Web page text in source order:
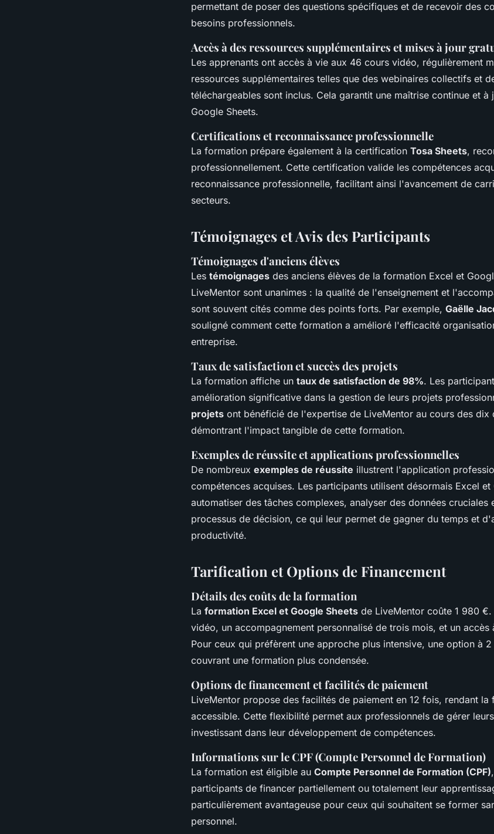
permettant de poser des questions spécifiques et de recevoir des
besoins professionnels.
Accès à des ressources supplémentaires et mises à jour
Les apprenants ont accès à vie aux 46 cours vidéo, régulièrement
ressources supplémentaires telles que des webinaires collectifs et
téléchargeables sont inclus. Cela garantit une maîtrise continue et à
Google Sheets.
Certifications et reconnaissance professionnelle
La formation prépare également à la certification Tosa Sheets,
professionnellement. Cette certification valide les compétences
reconnaissance professionnelle, facilitant ainsi l'avancement de
secteurs.
Témoignages et Avis des Participants
Témoignages d'anciens élèves
Les témoignages des anciens élèves de la formation Excel et
LiveMentor sont unanimes : la qualité de l'enseignement et
sont souvent cités comme des points forts. Par exemple, Gaëlle
souligné comment cette formation a amélioré l'efficacité
entreprise.
Taux de satisfaction et succès des projets
La formation affiche un taux de satisfaction de 98%. Les
amélioration significative dans la gestion de leurs projets
projets ont bénéficié de l'expertise de LiveMentor au cours des dix
démontrant l'impact tangible de cette formation.
Exemples de réussite et applications professionnelles
De nombreux exemples de réussite illustrent l'application
compétences acquises. Les participants utilisent désormais Excel
automatiser des tâches complexes, analyser des données cruciales
processus de décision, ce qui leur permet de gagner du temps et
productivité.
Tarification et Options de Financement
Détails des coûts de la formation
La formation Excel et Google Sheets de LiveMentor coûte 1 980
vidéo, un accompagnement personnalisé de trois mois, et un accès
Pour ceux qui préfèrent une approche plus intensive, une option à
couvrant une formation plus condensée.
Options de financement et facilités de paiement
LiveMentor propose des facilités de paiement en 12 fois, rendant la
accessible. Cette flexibilité permet aux professionnels de gérer
investissant dans leur développement de compétences.
Informations sur le CPF (Compte Personnel de Formation)
La formation est éligible au Compte Personnel de Formation (CPF)
participants de financer partiellement ou totalement leur
particulièrement avantageuse pour ceux qui souhaitent se former
personnel.